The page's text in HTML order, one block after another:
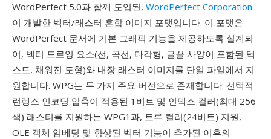
WordPerfect 5.0과 함께 도입된, WordPerfect Corporation
이 개발한 벡터/래스터 혼합 이미지 포맷입니다. 이 포맷은
WordPerfect 문서에 기본 그래픽 기능을 제공하도록 설계되
어, 벡터 드로잉 요소(선, 곡선, 다각형, 글꼴 사양이 포함된 텍
스트, 채워진 도형)와 내장 래스터 이미지를 단일 파일에서 지
원합니다. WPG는 두 가지 주요 버전으로 존재합니다: 선택적
런렝스 인코딩 압축이 적용된 1비트 및 인덱스 컬러(최대 256
색) 래스터를 지원하는 WPG1과, 트루 컬러(24비트) 지원,
OLE 객체 임베딩 및 향상된 벡터 기능이 추가된 이후의